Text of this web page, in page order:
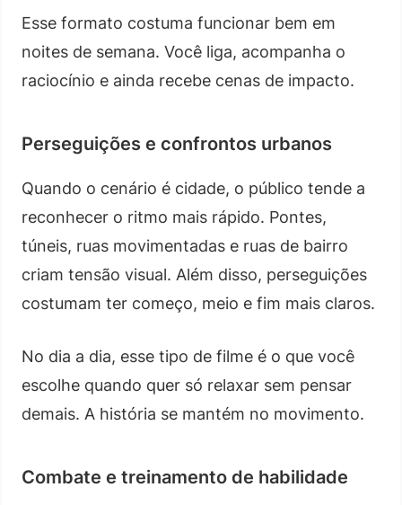
Esse formato costuma funcionar bem em
noites de semana. Você liga, acompanha o
raciocínio e ainda recebe cenas de impacto.
Perseguições e confrontos urbanos
Quando o cenário é cidade, o público tende a
reconhecer o ritmo mais rápido. Pontes,
túneis, ruas movimentadas e ruas de bairro
criam tensão visual. Além disso, perseguições
costumam ter começo, meio e fim mais claros.
No dia a dia, esse tipo de filme é o que você
escolhe quando quer só relaxar sem pensar
demais. A história se mantém no movimento.
Combate e treinamento de habilidade